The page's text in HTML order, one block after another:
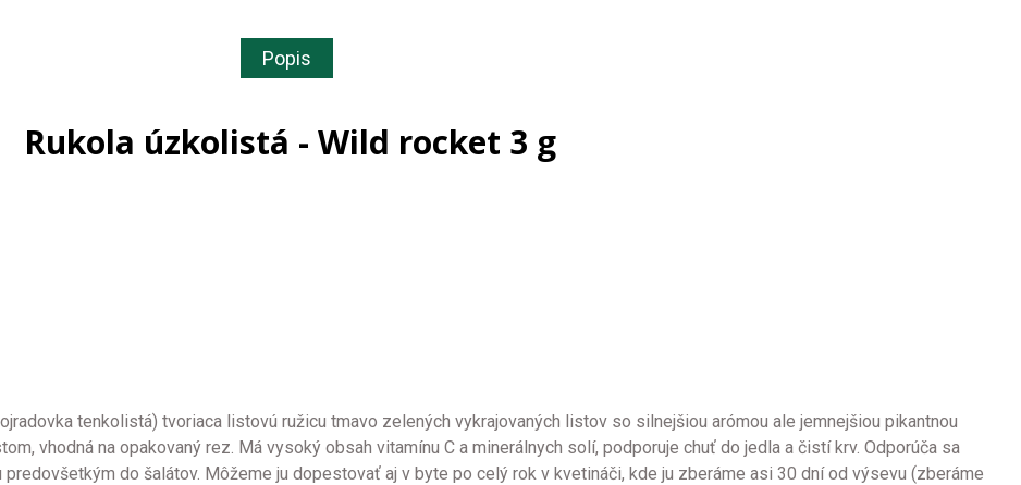
Popis
Rukola úzkolistá - Wild rocket 3 g
tenkolistá) tvoriaca listovú ružicu tmavo zelených vykrajovaných listov so silnejšiou arómou ale jemnejšiou pikantnou
vhodná na opakovaný rez. Má vysoký obsah vitamínu C a minerálnych solí, podporuje chuť do jedla a čistí krv. Odporúča sa
predovšetkým do šalátov. Môžeme ju dopestovať aj v byte po celý rok v kvetináči, kde ju zberáme asi 30 dní od výsevu (zberáme